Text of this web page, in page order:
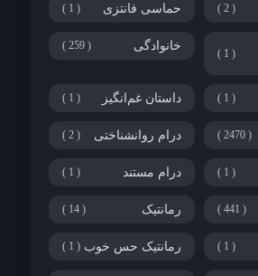
2 حماسی فانتزی 1
1
خانوادگی 259
1 داستان غم‌انگیز 1
2470 درام روانشناختی 2
1 درام مستند 1
441 رمانتیک 14
1 رمانتیک حس خوب 1